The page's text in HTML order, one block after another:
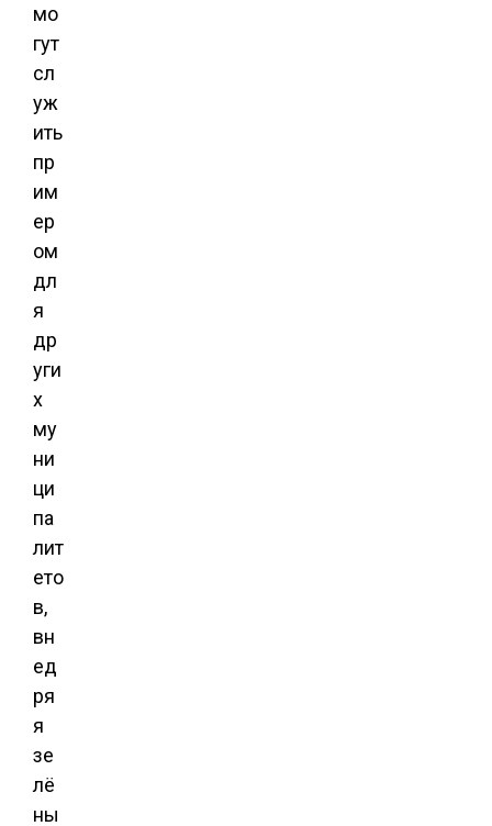
мо
гут
сл
уж
ить
пр
им
ер
ом
дл
я
др
уги
х
му
ни
ци
па
лит
ето
в,
вн
ед
ря
я
зе
лё
ны